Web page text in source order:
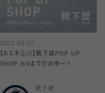
2025.09.02
【ルミネ立川】靴下屋POP UP
SHOP 9/4まで営業中〜！
靴下屋